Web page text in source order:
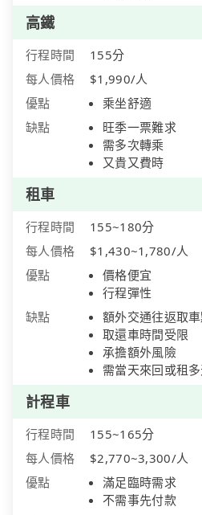
高鐵
行程時間
155分
每人價格
$1,990/人
優點
乘坐舒適
缺點
旺季一票難求
需多次轉乘
又貴又費時
租車
行程時間
155~180分
每人價格
$1,430~1,780/人
優點
價格便宜
行程彈性
缺點
額外交通往返取
取還車時間受限
承擔額外風險
需當天來回或租
計程車
行程時間
155~165分
每人價格
$2,770~3,300/人
優點
滿足臨時需求
不需事先付款